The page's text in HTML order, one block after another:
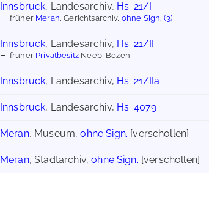
Innsbruck, Landesarchiv, Hs. 21/I
früher Meran , Gerichtsarchiv, ohne Sign. (3)
Innsbruck, Landesarchiv, Hs. 21/II
früher Privatbesitz Neeb, Bozen
Innsbruck, Landesarchiv, Hs. 21/IIa
Innsbruck, Landesarchiv, Hs. 4079
Meran, Museum,ohne Sign. [verschollen]
Meran, Stadtarchiv,ohne Sign. [verschollen]